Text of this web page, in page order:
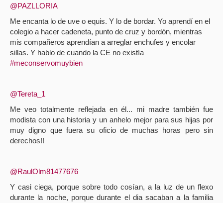
@PAZLLORIA
Me encanta lo de uve o equis. Y lo de bordar. Yo aprendí en el
colegio a hacer cadeneta, punto de cruz y bordón, mientras
mis compañeros aprendían a arreglar enchufes y encolar
sillas. Y hablo de cuando la CE no existía
#meconservomuybien
@Tereta_1
Me veo totalmente reflejada en él... mi madre también fue
modista con una historia y un anhelo mejor para sus hijas por
muy digno que fuera su oficio de muchas horas pero sin
derechos!!
@RaulOlm81477676
Y casi ciega, porque sobre todo cosían, a la luz de un flexo
durante la noche, porque durante el dia sacaban a la familia